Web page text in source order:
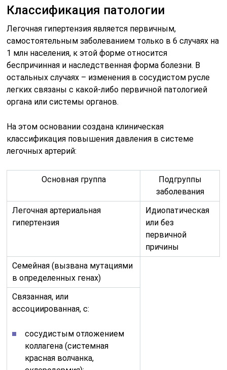
Классификация патологии
Легочная гипертензия является первичным,
самостоятельным заболеванием только в 6 случаях на
1 млн населения, к этой форме относится
беспричинная и наследственная форма болезни. В
остальных случаях – изменения в сосудистом русле
легких связаны с какой-либо первичной патологией
органа или системы органов.
На этом основании создана клиническая
классификация повышения давления в системе
легочных артерий:
Основная группа
Подгруппы
заболевания
Легочная артериальная
гипертензия
Идиопатическая
или без
первичной
причины
Семейная (вызвана мутациями
в определенных генах)
Связанная, или
ассоциированная, с:
сосудистым отложением
коллагена (системная
красная волчанка,